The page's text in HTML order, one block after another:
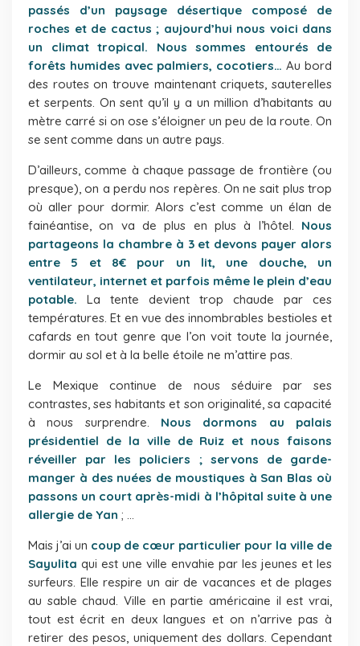
passés d’un paysage désertique composé de
roches et de cactus ; aujourd’hui nous voici dans
un climat tropical. Nous sommes entourés de
forêts humides avec palmiers, cocotiers… Au bord
des routes on trouve maintenant criquets, sauterelles
et serpents. On sent qu’il y a un million d’habitants au
mètre carré si on ose s’éloigner un peu de la route. On
se sent comme dans un autre pays.
D’ailleurs, comme à chaque passage de frontière (ou
presque), on a perdu nos repères. On ne sait plus trop
où aller pour dormir. Alors c’est comme un élan de
fainéantise, on va de plus en plus à l’hôtel. Nous
partageons la chambre à 3 et devons payer alors
entre 5 et 8€ pour un lit, une douche, un
ventilateur, internet et parfois même le plein d’eau
potable. La tente devient trop chaude par ces
températures. Et en vue des innombrables bestioles et
cafards en tout genre que l’on voit toute la journée,
dormir au sol et à la belle étoile ne m’attire pas.
Le Mexique continue de nous séduire par ses
contrastes, ses habitants et son originalité, sa capacité
à nous surprendre. Nous dormons au palais
présidentiel de la ville de Ruiz et nous faisons
réveiller par les policiers ; servons de garde-
manger à des nuées de moustiques à San Blas où
passons un court après-midi à l’hôpital suite à une
allergie de Yan ; …
Mais j’ai un coup de cœur particulier pour la ville de
Sayulita qui est une ville envahie par les jeunes et les
surfeurs. Elle respire un air de vacances et de plages
au sable chaud. Ville en partie américaine il est vrai,
tout est écrit en deux langues et on n’arrive pas à
retirer des pesos, uniquement des dollars. Cependant